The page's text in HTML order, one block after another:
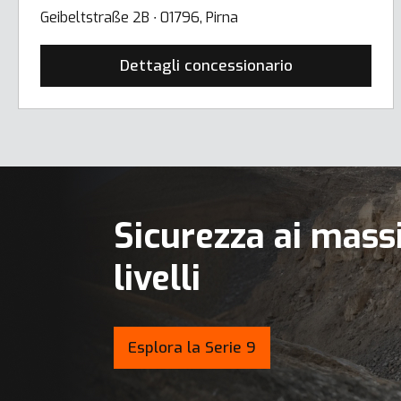
Geibeltstraße 2B ∙ 01796, Pirna
Dettagli concessionario
Sicurezza ai
livelli
Esplora la Serie 9